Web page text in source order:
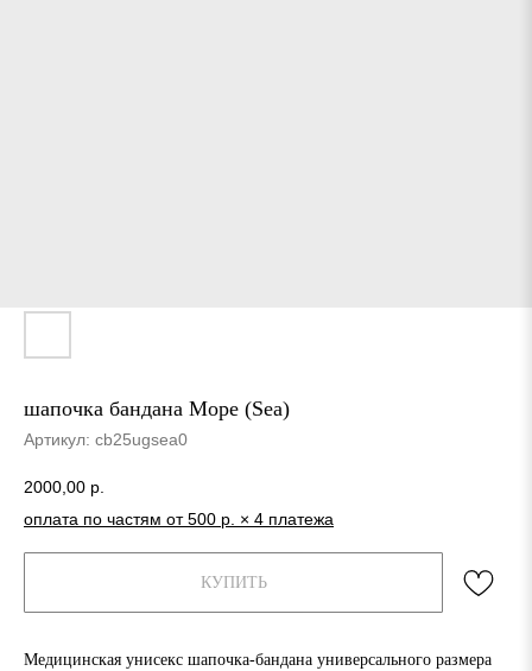
шапочка бандана Море (Sea)
Артикул: cb25ugsea0
2000,00 р.
оплата по частям от 500 р. × 4 платежа
КУПИТЬ
Медицинская унисекс шапочка-бандана универсального размера